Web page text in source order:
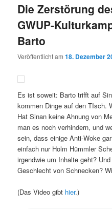
Die Zerstörung
GWUP-
Barto
Veröffentlicht am18. Dezember
Es ist soweit: Barto trifft auf
kommen Dinge auf den TIsch.
Hat Sinan keine Ahnung von
man es noch verhindern, und
sein, dass einige Anti-Woke
einfach nur Holm Hümmler
irgendwie um Inhalte geht?
Geschlecht von Schnecken?
(Das Video gibt hier.)